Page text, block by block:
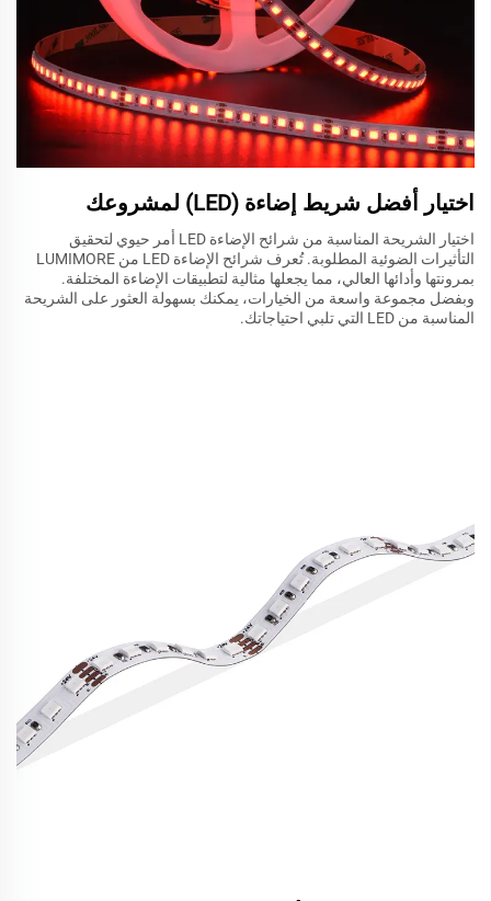
اختيار أفضل شريط إضاءة (LED) لمشروعك
اختيار الشريحة المناسبة من شرائح الإضاءة LED أمر حيوي لتحقيق
التأثيرات الضوئية المطلوبة. تُعرف شرائح الإضاءة LED من LUMIMORE
بمرونتها وأدائها العالي، مما يجعلها مثالية لتطبيقات الإضاءة المختلفة.
وبفضل مجموعة واسعة من الخيارات، يمكنك بسهولة العثور على الشريحة
المناسبة من LED التي تلبي احتياجاتك.